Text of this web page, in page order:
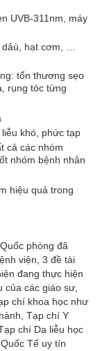
UVB-311nm, máy
dâù, hạt cơm, …
tổn thương sẹo
rụng tóc từng
khó, phức tạp
cả các nhóm
nhóm bệnh nhân
hiệu quả trong
phòng đã
viện, 3 đề tài
đang thực hiện
của các giáo sư,
chí khoa học như
Tạp chí Y
chí Da liễu học
Tế uy tín